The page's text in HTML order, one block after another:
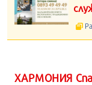
ХАРМОНИЯ Спа